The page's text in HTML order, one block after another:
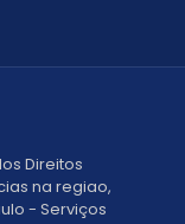
Direitos
na regiao,
- Serviços